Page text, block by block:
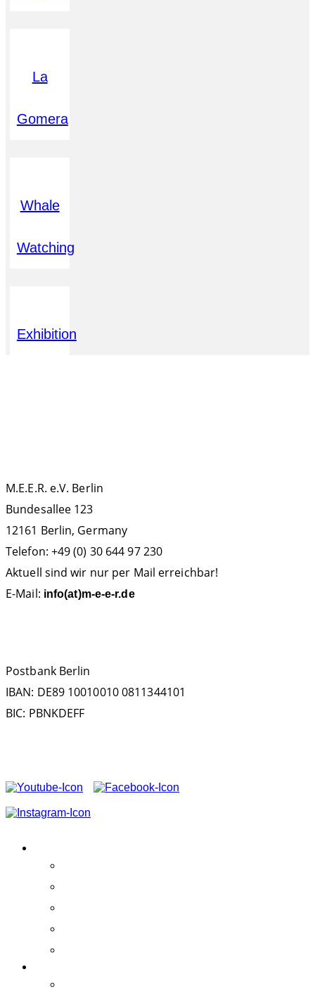
La
Gomera
Whale
Watching
Exhibition
M.E.E.R. e.V. Berlin
Bundesallee 123
12161 Berlin, Germany
Telefon: +49 (0) 30 644 97 230
Aktuell sind wir nur per Mail erreichbar!
E-Mail: info(at)m-e-e-r.de
Postbank Berlin
IBAN: DE89 10010010 0811344101
BIC: PBNKDEFF